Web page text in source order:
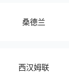
桑德兰
西汉姆联